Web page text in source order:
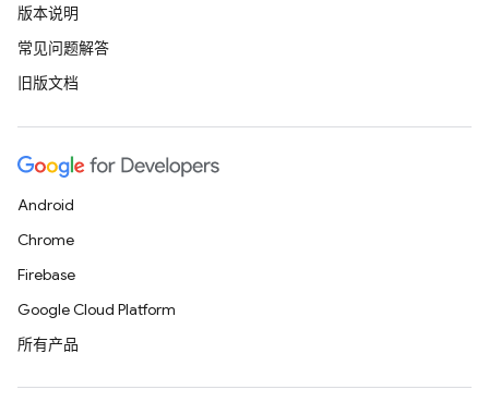
版本说明
常见问题解答
旧版文档
Android
Chrome
Firebase
Google Cloud Platform
所有产品